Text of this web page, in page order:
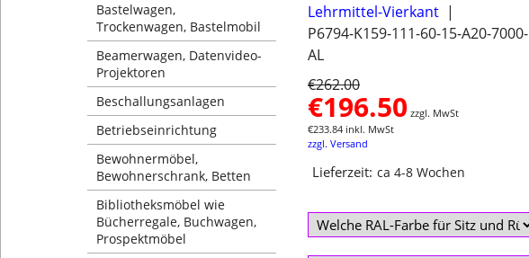
Bastelwagen,
Trockenwagen, Bastelmobil
Beamerwagen, Datenvideo-
Projektoren
Beschallungsanlagen
Betriebseinrichtung
Bewohnermöbel,
Bewohnerschrank, Betten
Bibliotheksmöbel wie
Bücherregale, Buchwagen,
Prospektmöbel
Lehrmittel-Vierkant
P6794-K159-111-60-15-A20-7000-
AL
€262.00
€196.50 zzgl. MwSt
€233.84 inkl. MwSt
zzgl. Versand
Lieferzeit: ca 4-8 Wochen